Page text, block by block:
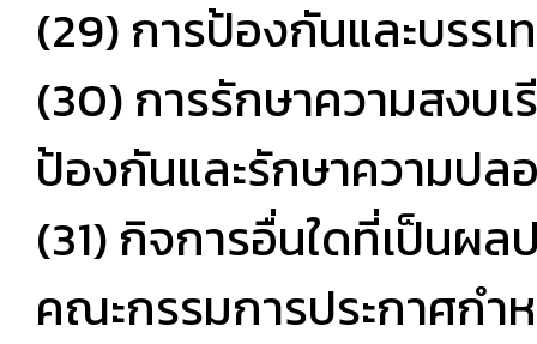
(29) การป้องกันและบรร
(30) การรักษาความสงบ
ป้องกันและรักษาความป
(31) กิจการอื่นใดที่เป็นผ
คณะกรรมการประกาศกำ